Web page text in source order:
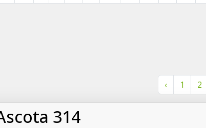
‹ 1 2
314